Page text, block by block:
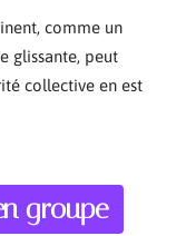
comme un
glissante, peut
collective en est
groupe